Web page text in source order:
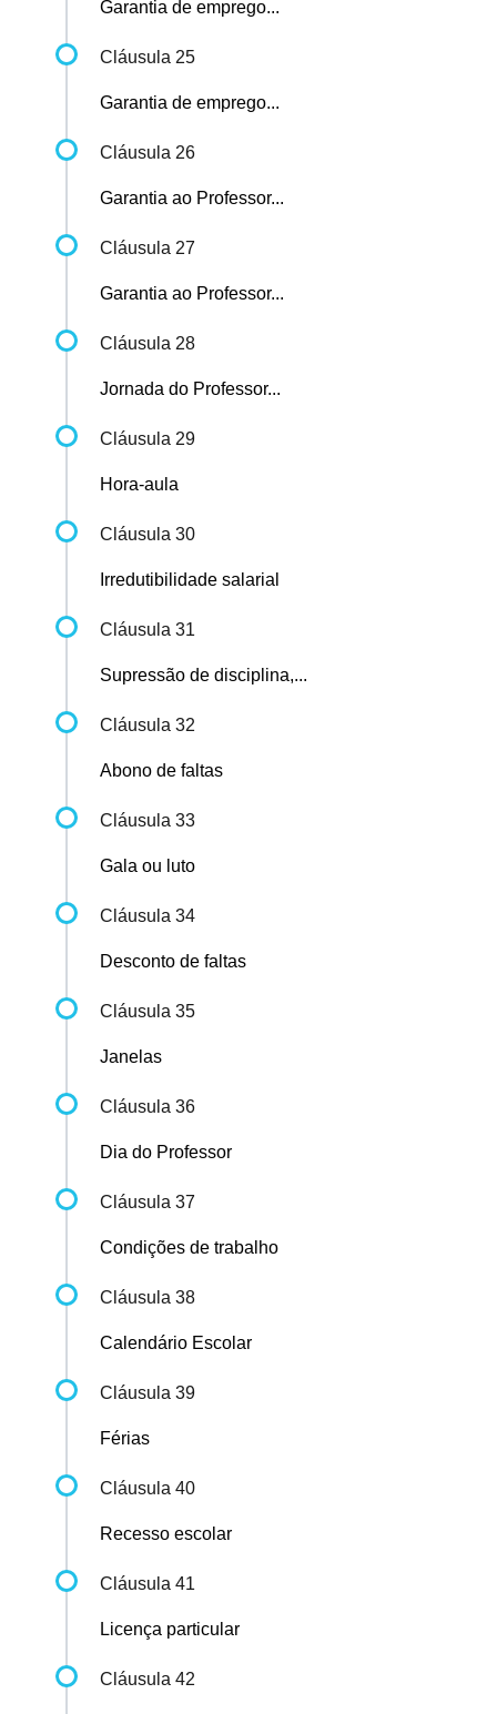
Garantia de emprego...
Cláusula 25
Garantia de emprego...
Cláusula 26
Garantia ao Professor...
Cláusula 27
Garantia ao Professor...
Cláusula 28
Jornada do Professor...
Cláusula 29
Hora-aula
Cláusula 30
Irredutibilidade salarial
Cláusula 31
Supressão de disciplina,...
Cláusula 32
Abono de faltas
Cláusula 33
Gala ou luto
Cláusula 34
Desconto de faltas
Cláusula 35
Janelas
Cláusula 36
Dia do Professor
Cláusula 37
Condições de trabalho
Cláusula 38
Calendário Escolar
Cláusula 39
Férias
Cláusula 40
Recesso escolar
Cláusula 41
Licença particular
Cláusula 42